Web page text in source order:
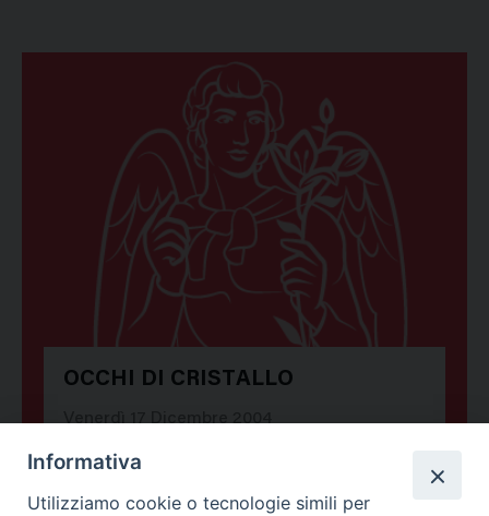
OCCHI DI CRISTALLO
Informativa
Utilizziamo cookie o tecnologie simili per